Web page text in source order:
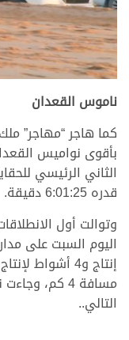
ناموس القعدان
كما هاجر “مهاجر”
بأقوى نواميس
الثاني الرئيسي
قدره 6:01:25 دقيقة.
وتوالت أول
مسافة 4 كم،
التالي..